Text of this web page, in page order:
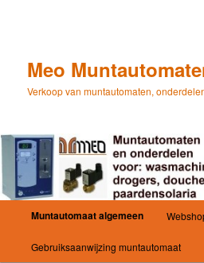
inhoudMeo
Verkoop van muntautomaten,
HoofdmenuMuntautomaat algemeen
Gebruiksaanwijzing muntautomaat